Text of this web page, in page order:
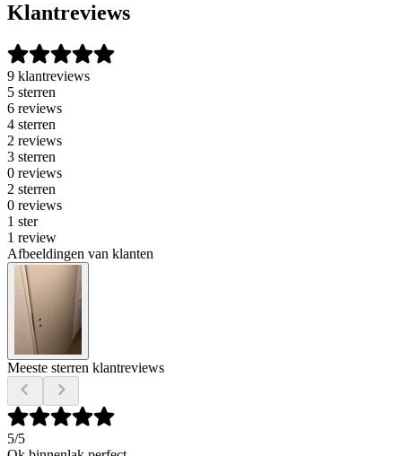
Klantreviews
9 klantreviews
5 sterren
6 reviews
4 sterren
2 reviews
3 sterren
0 reviews
2 sterren
0 reviews
1 ster
1 review
Afbeeldingen van klanten
Meeste sterren klantreviews
5/5